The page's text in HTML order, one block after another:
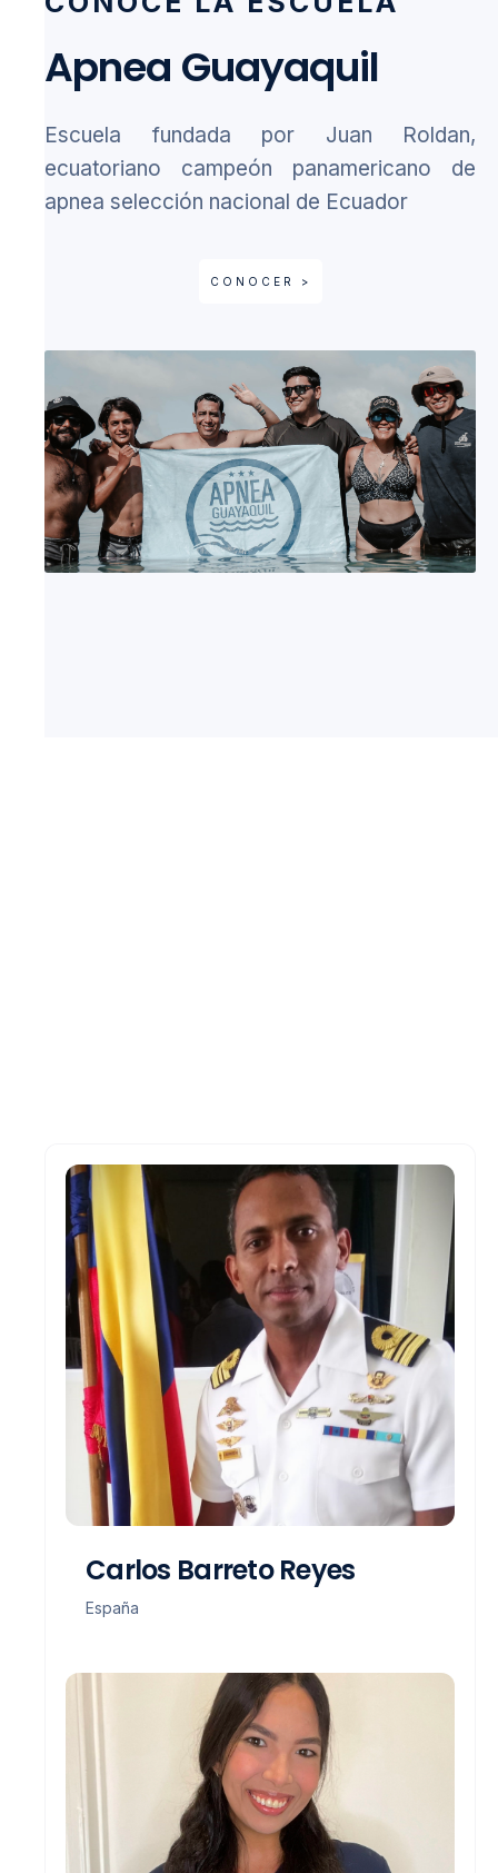
Apnea Guayaquil
Escuela fundada por Juan Roldan,
ecuatoriano campeón panamericano de
apnea selección nacional de Ecuador
CONOCER >
Carlos Barreto Reyes
España